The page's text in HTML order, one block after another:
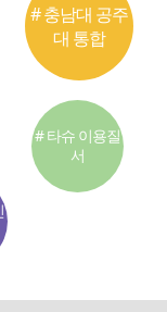
# 충남대 공주
대 통합
# 타슈 이용질
서